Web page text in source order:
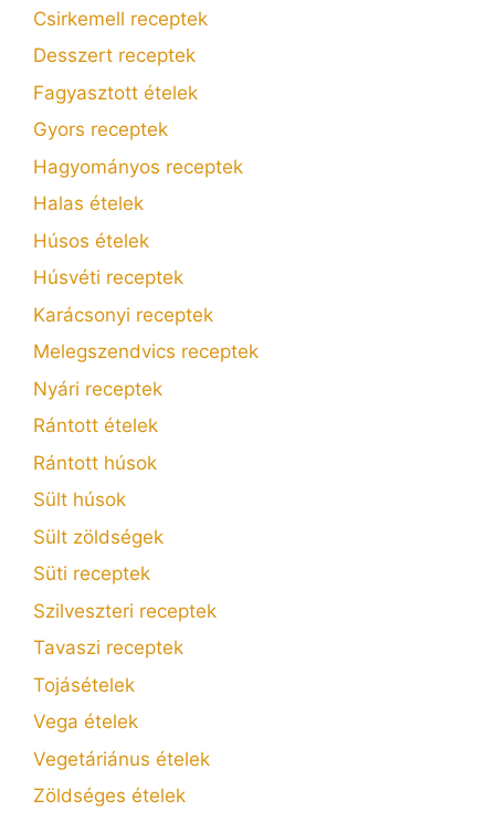
Csirkemell receptek
Desszert receptek
Fagyasztott ételek
Gyors receptek
Hagyományos receptek
Halas ételek
Húsos ételek
Húsvéti receptek
Karácsonyi receptek
Melegszendvics receptek
Nyári receptek
Rántott ételek
Rántott húsok
Sült húsok
Sült zöldségek
Süti receptek
Szilveszteri receptek
Tavaszi receptek
Tojásételek
Vega ételek
Vegetáriánus ételek
Zöldséges ételek